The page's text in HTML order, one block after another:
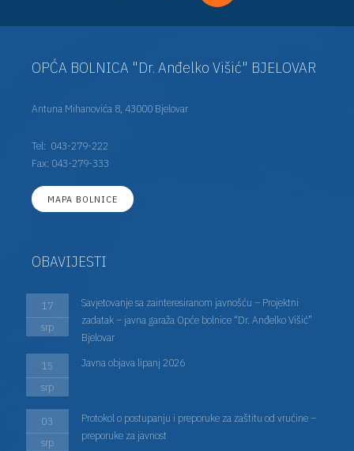
OPĆA BOLNICA "Dr. Anđelko Višić" BJELOVAR
Antuna Mihanovića 8, 43000 Bjelovar
Tel: 043-279-222
Fax: 043-279-333
MAPA BOLNICE
OBAVIJESTI
17
srp
Savjetovanje sa zainteresiranom javnošću – Projektni
zadatak – javna garaža Opće bolnice “Dr. Anđelko Višić”
Bjelovar
15
srp
Javna objava lipanj 2026
03
srp
Protokol o postupanju i preporuke za zaštitu od vrućine –
preporuke za javnost